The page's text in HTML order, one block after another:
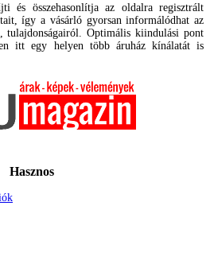
és összehasonlítja az oldalra regisztrált
így a vásárló gyorsan informálódhat az
tulajdonságairól. Optimális kiindulási pont
itt egy helyen több áruház kínálatát is
Hasznos